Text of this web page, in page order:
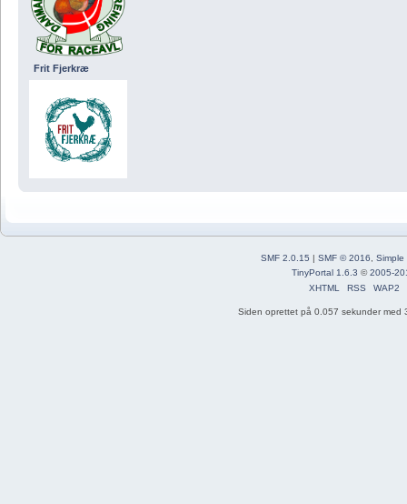
Frit Fjerkræ
SMF 2.0.15 | SMF © 2016
Simple
TinyPortal 1.6.3 ©2005-
XHTML
RSS WAP2
Siden oprettet på 0.057 sekunder med